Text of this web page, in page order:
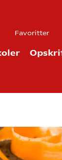
Favoritter